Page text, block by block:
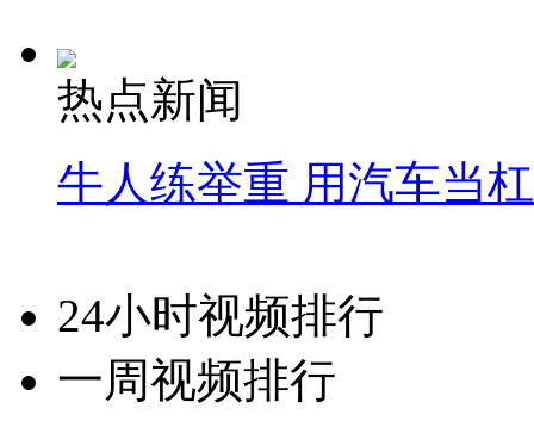
热点新闻
牛人练举重 用汽车当
24小时视频排行
一周视频排行